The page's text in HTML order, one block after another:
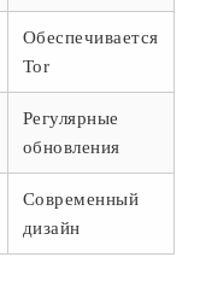
Обеспечивается
Tor
Регулярные
обновления
Современный
дизайн